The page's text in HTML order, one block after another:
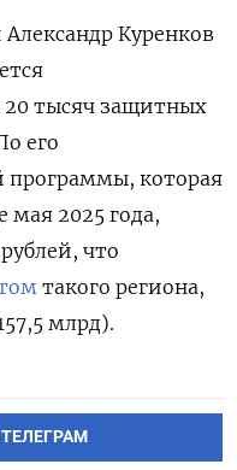
Куренков
20 тысяч защитных
его
программы, которая
мая 2025 года,
что
такого региона,
млрд).